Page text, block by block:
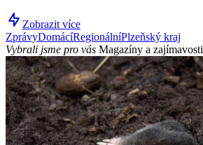
Zobrazit více
ZprávyDomácíRegionálníPlzeňský kraj
Vybrali jsme pro vás Magazíny a zajímavosti